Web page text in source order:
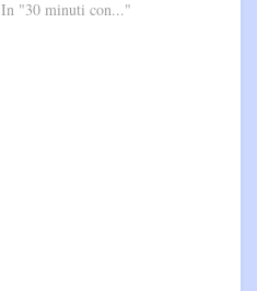
In "30 minuti con..."